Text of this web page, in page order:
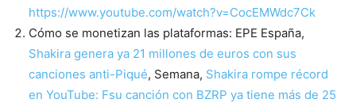
https://www.youtube.com/watch?v=CocEMWdc7Ck
Cómo se monetizan las plataformas: EPE España,
Shakira genera ya 21 millones de euros con sus
canciones anti-Piqué, Semana, Shakira rompe récord
en YouTube: Fsu canción con BZRP ya tiene más de 25